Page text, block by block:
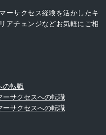
ーサクセス経験を活かしたキ
アチェンジなどお気軽にご相
の転職
ーサクセスへの転職
ーサクセスへの転職